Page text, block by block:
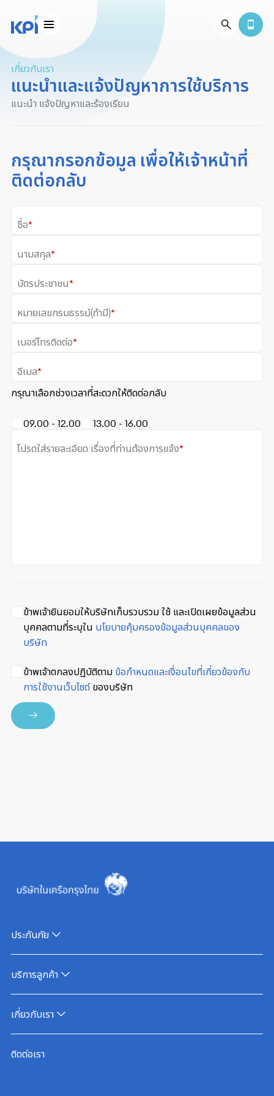
เกี่ยวกับเรา
แนะนำและแจ้งปัญหาการใช้บริการ
แนะนำ แจ้งปัญหาและร้องเรียน
กรุณากรอกข้อมูล เพื่อให้เจ้าหน้าที่
ติดต่อกลับ
ชื่อ*
นามสกุล*
บัตรประชาชน*
หมายเลขกรมธรรม์(ถ้ามี)*
เบอร์โทรติดต่อ*
อีเมล*
กรุณาเลือกช่วงเวลาที่สะดวกให้ติดต่อกลับ
09.00 - 12.00 13.00 - 16.00
โปรดใส่รายละเอียด เรื่องที่ท่านต้องการแจ้ง*
ข้าพเจ้ายินยอมให้บริษัทเก็บรวบรวม ใช้ และเปิดเผยข้อมูลส่วน
บุคคลตามที่ระบุใน นโยบายคุ้มครองข้อมูลส่วนบุคคลของ
บริษัท
ข้าพเจ้าตกลงปฏิบัติตาม ข้อกำหนดและเงื่อนไขที่เกี่ยวข้องกับ
การใช้งานเว็บไซต์ของบริษัท
ประกันภัย
บริการลูกค้า
เกี่ยวกับเรา
ติดต่อเรา